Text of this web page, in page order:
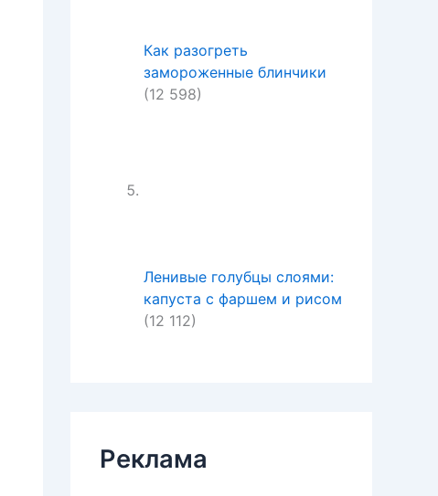
Как разогреть
замороженные блинчики
(12 598)
Ленивые голубцы слоями:
капуста с фаршем и рисом
(12 112)
Реклама